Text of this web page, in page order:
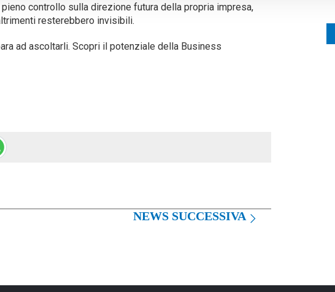
controllo sulla direzione futura della propria impresa,
resterebbero invisibili.
ad ascoltarli. Scopri il potenziale della Business
NEWS SUCCESSIVA